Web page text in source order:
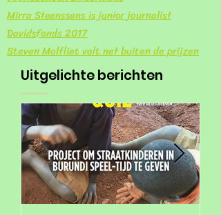
Mirra Steenssens is junior journalist
Davidsfonds 2017
Steven Malfliet valt net buiten de prijzen
Uitgelichte berichten